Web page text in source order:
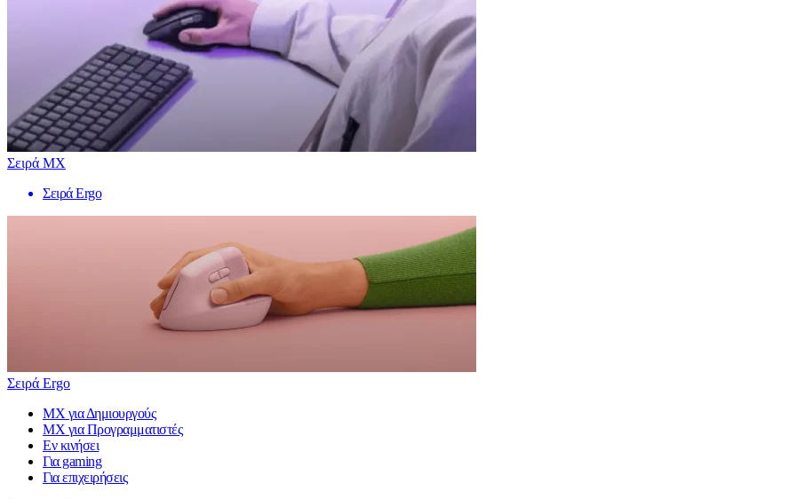
Σειρά MX
Σειρά Ergo
Σειρά Ergo
MX για Δημιουργούς
MX για Προγραμματιστές
Εν κινήσει
Για gaming
Για επιχειρήσεις